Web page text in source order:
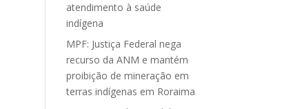
atendimento à saúde
indígena
MPF: Justiça Federal nega
recurso da ANM e mantém
proibição de mineração em
terras indígenas em Roraima